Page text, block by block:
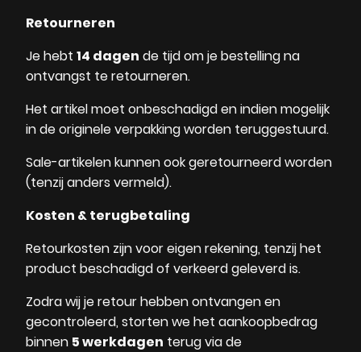
Retourneren
Je hebt 14 dagen de tijd om je bestelling na
ontvangst te retourneren.
Het artikel moet onbeschadigd en indien mogelijk
in de originele verpakking worden teruggestuurd.
Sale-artikelen kunnen ook geretourneerd worden
(tenzij anders vermeld).
Kosten & terugbetaling
Retourkosten zijn voor eigen rekening, tenzij het
product beschadigd of verkeerd geleverd is.
Zodra wij je retour hebben ontvangen en
gecontroleerd, storten we het aankoopbedrag
binnen 5 werkdagen terug via de